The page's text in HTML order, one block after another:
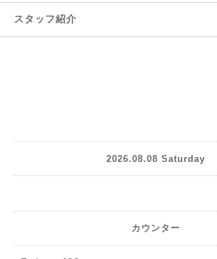
スタッフ紹介
2026.08.08 Saturday
カウンター